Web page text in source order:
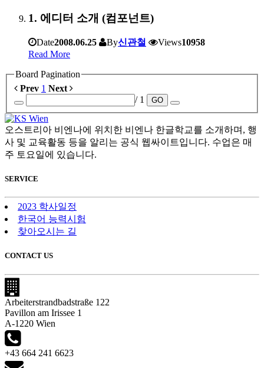
1. 에디터 소개 (컴포넌트)
Date2008.06.25 By신관철 Views10958
Read More
Board Pagination
Prev 1 Next
/ 1
GO
오스트리아 비엔나에 위치한 비엔나 한글학교를 소개하며, 행
사 및 교육활동 등을 알리는 공식 웹싸이트입니다. 수업은 매
주 토요일에 있습니다.
SERVICE
2023 학사일정
한국어 능력시험
찾아오시는 길
CONTACT US
Arbeiterstrandbadstraße 122
Pavillon am Irissee 1
A-1220 Wien
+43 664 241 6623